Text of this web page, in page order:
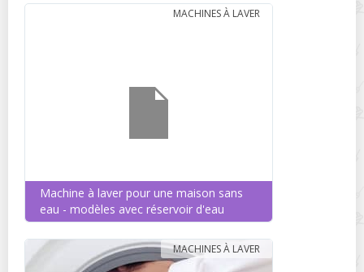
Machine à laver pour une maison sans
eau - modèles avec réservoir d'eau
MACHINES À LAVER
MACHINES À LAVER